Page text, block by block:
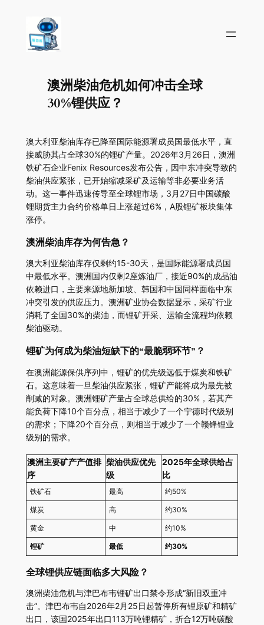
澳洲柴油危机如何冲击全球
30%锂供应？
澳大利亚柴油库存已降至国际能源署成员国最低水平，直
接威胁其占全球30%的锂矿产量。2026年3月26日，澳洲
铁矿石企业Fenix Resources发布公告，因中东冲突导致的
柴油供应紧张，已开始缩减采矿及运输等非必要业务活
动。这一事件迅速传导至全球锂市场，3月27日中国碳酸
锂期货主力合约价格单日上涨超过6%，A股锂矿板块集体
涨停。
澳洲柴油库存为何告急？
澳大利亚柴油库存仅剩约15-30天，是国际能源署成员国
中最低水平。澳洲国内仅剩2座炼油厂，接近90%的成品油
依赖进口，主要来源地新加坡、韩国和中国同样面临中东
冲突引发的供应压力。澳洲矿业协会数据显示，采矿行业
消耗了全国30%的柴油，而锂矿开采、运输全流程均依赖
柴油驱动。
锂矿为何成为柴油短缺下的“最脆弱环节”？
在澳洲能源保供序列中，锂矿的优先级远低于煤炭和铁矿
石。这意味着一旦柴油供应紧张，锂矿产能将成为最先被
削减的对象。澳洲锂矿产量占全球总供给的30%，若其产
能负荷下降10个百分点，相当于减少了一个宁德时代级别
的需求；下降20个百分点，则相当于减少了一个赣锋锂业
级别的需求。
澳洲主要矿产产值排
序
柴油供应优先
级
2025年全球供给占
比
铁矿石 最高 约50%
煤炭 高 约30%
黄金 中 约10%
锂矿 最低 约30%
全球锂供应链面临多大风险？
澳洲柴油危机与津巴布韦锂矿出口禁令形成“新旧双重冲
击”。津巴布韦自2026年2月25日起暂停所有锂原矿和精矿
出口，该国2025年出口113万吨锂精矿，折合12万吨碳酸